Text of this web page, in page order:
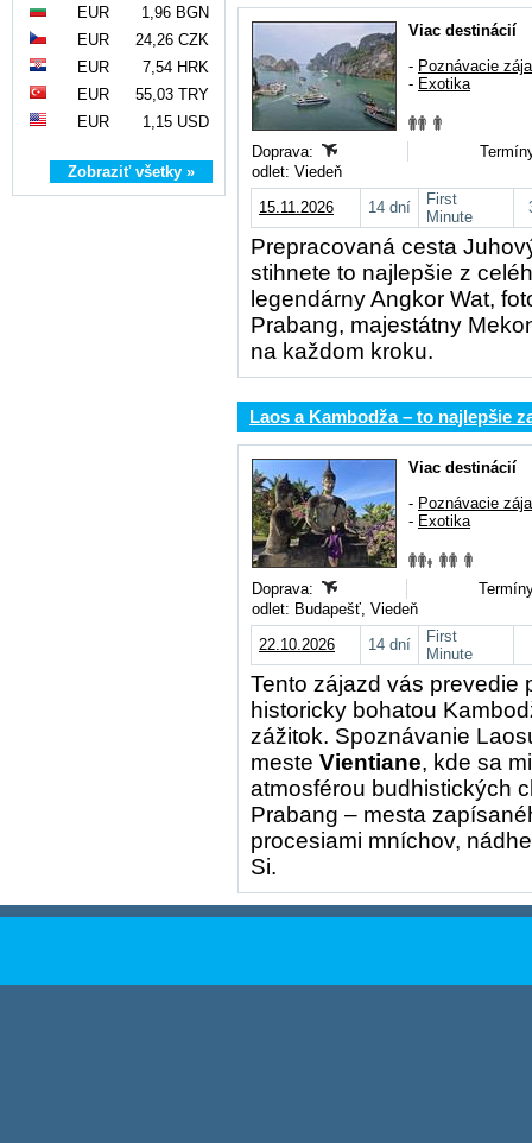
EUR
1,96 BGN
EUR
24,26 CZK
EUR
7,54 HRK
EUR
55,03 TRY
EUR
1,15 USD
Zobraziť všetky »
Viac destinácií
- Poznávacie
- Exotika
Doprava:
odlet: Viedeň
15.11.2026
14 dní
First
Minute
Prepracovaná cesta
stihnete to najlepšie z
legendárny Angkor Wat,
Prabang, majestátny
na každom kroku.
Laos a Kambodža – to najlepšie
Viac destinácií
- Poznávacie
- Exotika
Doprava:
odlet: Budapešť, Viedeň
22.10.2026
14 dní
First
Minute
Tento zájazd vás prevedie
historicky bohatou
zážitok. Spoznávanie
meste Vientiane, kde sa
atmosférou budhistických
Prabang – mesta
procesiami mníchov,
Si.